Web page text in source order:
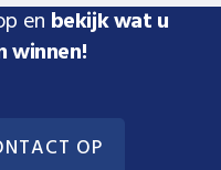
en bekijk wat u
winnen!
OP